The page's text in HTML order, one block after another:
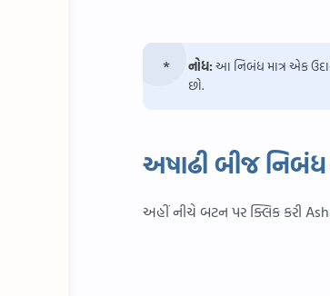
નોધ: આ નિબંધ માત્ર એક
છો.
અષાઢી બીજ નિબંધ
અહીં નીચે બટન પર ક્લિક કરી